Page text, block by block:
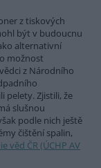
z tiskových
být v budoucnu
alternativní
možnost
z Národního
pelety. Zjistili, že
slušnou
podle nich ještě
čištění spalin,
věd ČR (ÚCHP AV